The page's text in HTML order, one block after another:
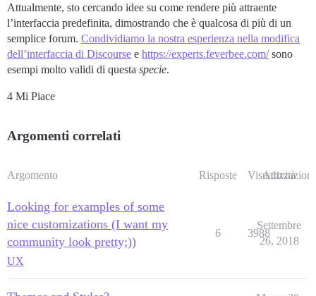
Attualmente, sto cercando idee su come rendere più attraente
l’interfaccia predefinita, dimostrando che è qualcosa di più di un
semplice forum. Condividiamo la nostra esperienza nella modifica
dell’interfaccia di Discourse e https://experts.feverbee.com/sono
esempi molto validi di questa specie.
4 Mi Piace
Argomenti correlati
Argomento Risposte Visualizzazioni
Attività
Looking for examples of some
nice customizations (I want my
community look pretty;))
UX
6 3988
Settembre
26, 2018